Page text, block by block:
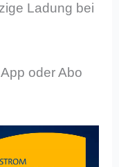
Ladung bei
oder Abo